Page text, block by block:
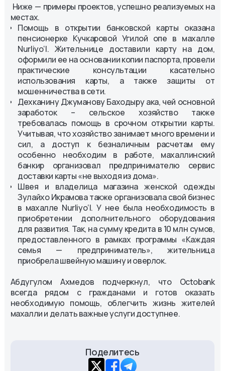
Ниже — примеры проектов, успешно реализуемых на
местах.
Помощь в открытии банковской карты оказана
пенсионерке Кучкаровой Угилой опе в махалле
Nurliyo‘l. Жительнице доставили карту на дом,
оформили ее на основании копии паспорта, провели
практические консультации касательно
использования карты, а также защиты от
мошенничества в сети.
Дехканину Джуманову Баходыру ака, чей основной
заработок – сельское хозяйство также
требовалась помощь в срочном открытии карты.
Учитывая, что хозяйство занимает много времени и
сил, а доступ к безналичным расчетам ему
особенно необходим в работе, махаллинский
банкир организовал предпринимателю сервис
доставки карты «не выходя из дома».
Швея и владелица магазина женской одежды
Зулайхо Икрамова также организовала свой бизнес
в махалле Nurliyo‘l. У нее была необходимость в
приобретении дополнительного оборудования
для развития. Так, на сумму кредита в 10 млн сумов,
предоставленного в рамках программы «Каждая
семья — предприниматель», жительница
приобрела швейную машину и оверлок.
Абдугулом Ахмедов подчеркнул, что Octobank
всегда рядом с гражданами и готов оказать
необходимую помощь, облегчить жизнь жителей
махалли и делать важные услуги доступнее.
Поделитесь